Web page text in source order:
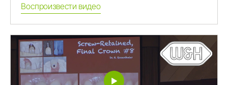
Воспроизвести видео